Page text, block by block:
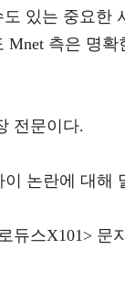
있는 중요한
측은 명
전문이다.
논란에 대해
듀스X101> 문